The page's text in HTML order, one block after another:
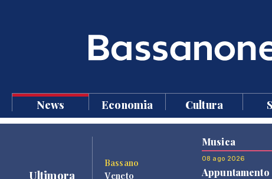
News Economia Cultura
Ultimora
Bassano
Veneto
Musica
08 ago 2026
Appuntamento